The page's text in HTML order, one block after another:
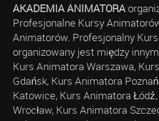
AKADEMIA ANIMATORA
Profesjonalne Kursy
Animatorów. Profesjonalny
organizowany jest między
Kurs Animatora Warszawa,
Gdańsk, Kurs Animatora
Katowice, Kurs Animatora
Wrocław, Kurs Animatora